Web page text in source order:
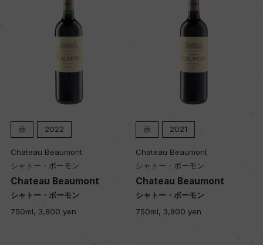
赤 2022
Chateau Beaumont
シャトー・ボーモン
Chateau Beaumont
シャトー・ボーモン
750ml, 3,800 yen
赤 2021
Chateau Beaumont
シャトー・ボーモン
Chateau Beaumont
シャトー・ボーモン
750ml, 3,800 yen